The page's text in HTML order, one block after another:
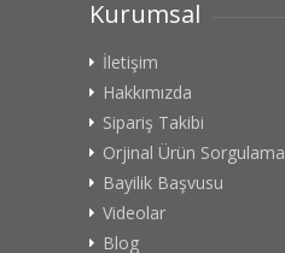
Kurumsal
İletişim
Hakkımızda
Sipariş Takibi
Orjinal Ürün Sorgulama
Bayilik Başvusu
Videolar
Blog